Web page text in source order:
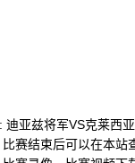
亚兹将军VS克莱西
赛结束后可以在本